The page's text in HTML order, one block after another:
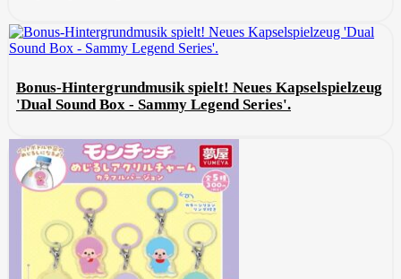
Bonus-Hintergrundmusik spielt! Neues Kapselspielzeug
'Dual Sound Box - Sammy Legend Series'.